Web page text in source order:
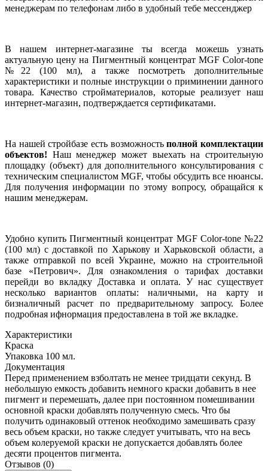
менеджерам по телефонам либо в удобный тебе мессенджер
В нашем интернет-магазине ты всегда можешь узнать
актуальную цену на Пигментный концентрат MGF Color-tone
№22 (100 мл), а также посмотреть дополнительные
характеристики и полные инструкции о приминении данного
товара. Качество стройматериалов, которые реализует наш
интернет-магазин, подтверждается сертификатами.
На нашей стройбазе есть возможностьполной комплектации
объектов! Наш менеджер может выехать на строительную
площадку (объект) для дополнительного консультирования с
техническим специалистом MGF, чтобы обсудить все нюансы.
Для получения информации по этому вопросу, обращайся к
нашим менеджерам.
Удобно купить Пигментный концентрат MGF Color-tone №22
(100 мл) с доставкой по Харькову и Харьковской области, а
также отправкой по всей Украине, можно на строительной
базе «Петрович». Для ознакомления о тарифах доставки
перейди во вкладку Доставка и оплата. У нас существует
несколько вариантов оплаты: наличными, на карту и
бизналичный расчет по предварительному запросу. Более
подробная ифнормация предоставлена в той же вкладке.
Характеристики
Краска
Упаковка 100 мл.
Документация
Перед применением взболтать не менее тридцати секунд. В
небольшую емкость добавить немного краски добавить в нее
пигмент и перемешать, далее при постоянном помешивании
основной краски добавлять полученную смесь. Что бы
получить одинаковый оттенок необходимо замешивать сразу
весь объем краски, но также следует учитывать, что на весь
объем колеруемой краски не допускается добавлять более
десяти процентов пигмента.
Отзывов (0)